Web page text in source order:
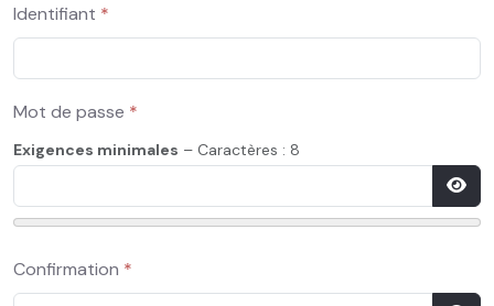
Identifiant *
Mot de passe *
Exigences minimales – Caractères : 8
Confirmation *